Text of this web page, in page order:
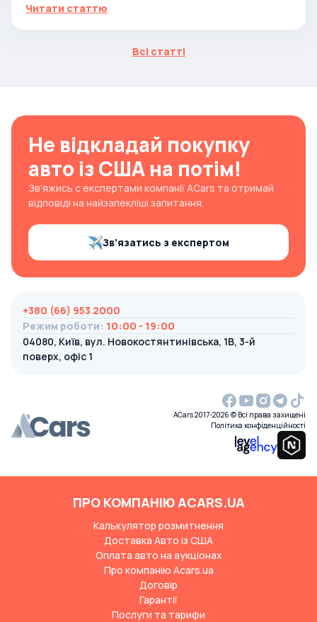
Читати статтю
Всі статті
Не відкладай покупку
авто із США на потім!
Зв’яжись с експертами компанії ACars та отримай
відповіді на найзапекліші запитання.
Зв’язатись з експертом
+380 (66) 953 2000
Режим роботи: 10:00 - 19:00
04080, Київ, вул. Новокостянтинівська, 1В, 3-й
поверх, офіс 1
ACars 2017-2026 © Всі права захищені
Політика конфіденційності
ПРО КОМПАНІЮ ACARS.UA
Калькулятор розмитнення
Доставка Авто із США
Оплата авто на аукціонах
Про компанію Acars.ua
Договір
Гарантії
Послуги та тарифи